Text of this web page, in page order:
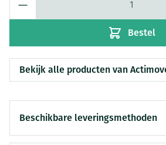
Bestel
Bekijk alle producten van
Beschikbare leveringsmethoden